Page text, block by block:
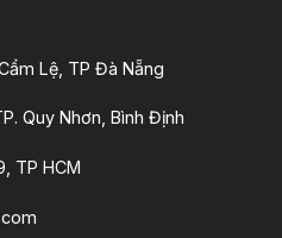
Lệ, TP Đà Nẵng
Quy Nhơn, Bình Định
TP HCM